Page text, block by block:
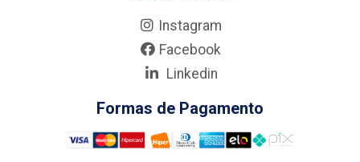
Instagram
Facebook
Linkedin
Formas de Pagamento